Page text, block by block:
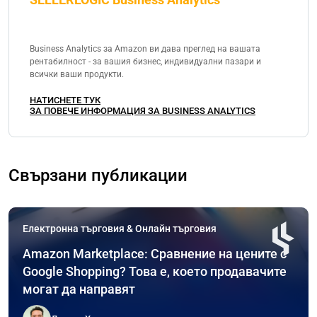
Business Analytics за Amazon ви дава преглед на вашата
рентабилност - за вашия бизнес, индивидуални пазари и
всички ваши продукти.
НАТИСНЕТЕ ТУК
ЗА ПОВЕЧЕ ИНФОРМАЦИЯ ЗА BUSINESS ANALYTICS
Свързани публикации
Електронна търговия & Онлайн търговия
Amazon Marketplace: Сравнение на цените с
Google Shopping? Това е, което продавачите
могат да направят